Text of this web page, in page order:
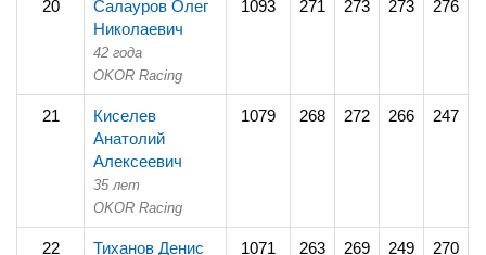
20
Салауров Олег
Николаевич
42 года
OKOR Racing
1093 271 273 273 276
21
Киселев
Анатолий
Алексеевич
35 лет
OKOR Racing
1079 268 272 266 247
22 Тиханов Денис 1071 263 269 249 270